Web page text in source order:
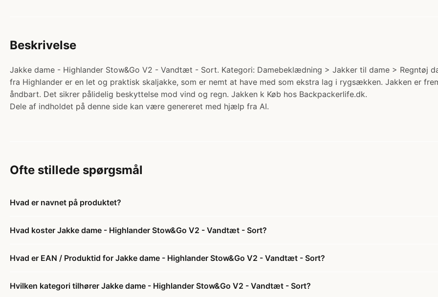
Beskrivelse
Jakke dame - Highlander Stow&Go V2 - Vandtæt - Sort. Kategori: Damebeklædning > Jakker til dame > Regntøj
fra Highlander er en let og praktisk skaljakke, som er nemt at have med som ekstra lag i rygsækken. Jakken er
åndbart. Det sikrer pålidelig beskyttelse mod vind og regn. Jakken k Køb hos Backpackerlife.dk.
Dele af indholdet på denne side kan være genereret med hjælp fra AI.
Ofte stillede spørgsmål
Hvad er navnet på produktet?
Hvad koster Jakke dame - Highlander Stow&Go V2 - Vandtæt - Sort?
Hvad er EAN / Produktid for Jakke dame - Highlander Stow&Go V2 - Vandtæt - Sort?
Hvilken kategori tilhører Jakke dame - Highlander Stow&Go V2 - Vandtæt - Sort?